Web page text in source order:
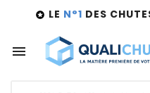
 LE N°1 DES
